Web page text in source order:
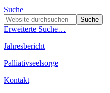
Suche
Erweiterte Suche…
Jahresbericht
Palliativseelsorge
Kontakt